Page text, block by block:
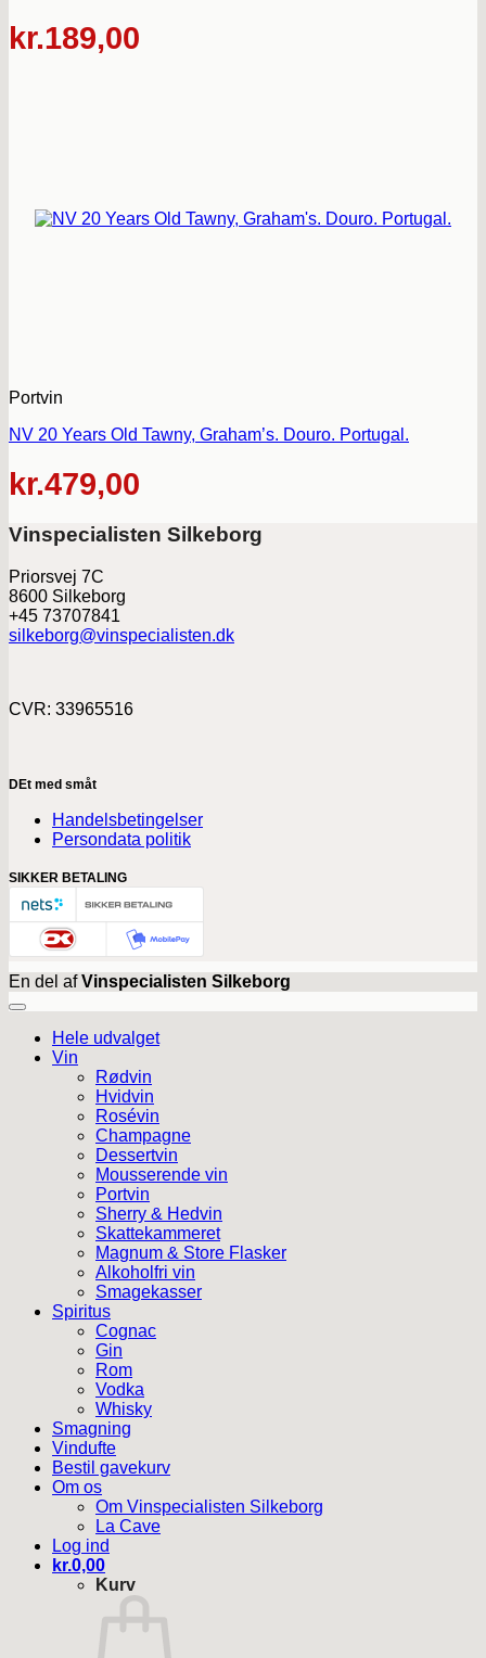
kr.189,00
Portvin
NV 20 Years Old Tawny, Graham’s. Douro. Portugal.
kr.479,00
Vinspecialisten Silkeborg
Priorsvej 7C
8600 Silkeborg
+45 73707841
silkeborg@vinspecialisten.dk
CVR: 33965516
DEt med småt
Handelsbetingelser
Persondata politik
SIKKER BETALING
En del afVinspecialisten Silkeborg
Hele udvalget
Vin
Rødvin
Hvidvin
Rosévin
Champagne
Dessertvin
Mousserende vin
Portvin
Sherry & Hedvin
Skattekammeret
Magnum & Store Flasker
Alkoholfri vin
Smagekasser
Spiritus
Cognac
Gin
Rom
Vodka
Whisky
Smagning
Vindufte
Bestil gavekurv
Om os
Om Vinspecialisten Silkeborg
La Cave
Log ind
kr.0,00
Kurv